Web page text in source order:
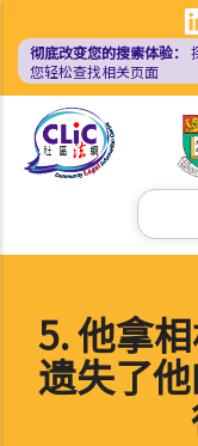
主
彻底改变您的搜索体验：
您轻松查找相关页面
搜
索
5. 他拿
遗失了